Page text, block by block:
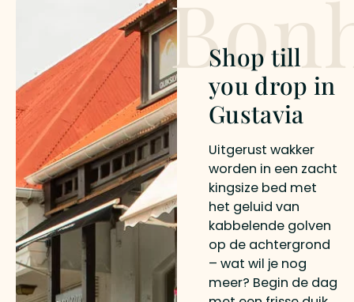
Shop till
you drop in
Gustavia
Uitgerust wakker
worden in een zacht
kingsize bed met
het geluid van
kabbelende golven
op de achtergrond
– wat wil je nog
meer? Begin de dag